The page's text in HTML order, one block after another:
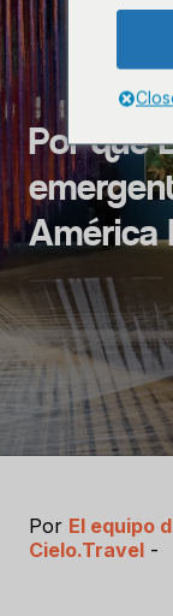
Por qué
América
Por El equipo
Cielo.Travel -